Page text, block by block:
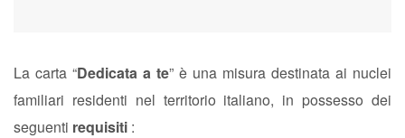
La carta “Dedicata a te” è una misura destinata ai nuclei
familiari residenti nel territorio italiano, in possesso dei
seguenti requisiti :